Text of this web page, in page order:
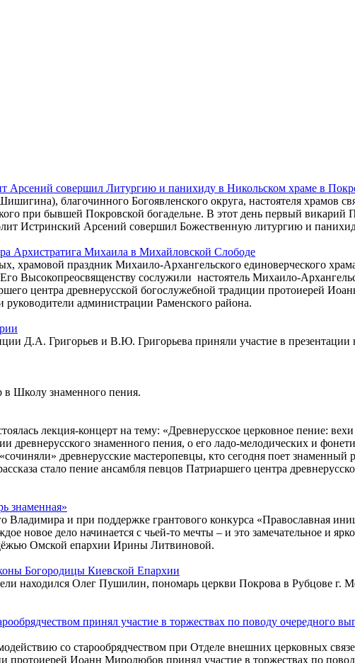
совершил Литургию и панихиду в Никольском храме в
благочинного Богоявленского округа, настоятеля храмов
при бывшей Покровской богадельне. В этот день первый викарий
Истринский Арсений совершил Божественную литургию и
Архистратига Михаила в Михайловской Слободе
храмовой праздник Михаило-Архангельского единоверческого
Высокопреосвященству сослужили настоятель Михаило-
центра древнерусской богослужебной традиции протоиерей
администрации Раменского района.
Д.А. Григорьев и В.Ю. Григорьева приняли участие в
в Школу знаменного пения.
лекция-концерт на тему: «Древнерусское церковное пение:
знаменного пения, о его ладо-мелодических и
древнерусские мастеропевцы, кто сегодня поет знаменный
стало пение ансамбля певцов Патриаршего центра
знаменная»
Владимира и при поддержке грантового конкурса «Православная
новое дело начинается с чьей-то мечты – и это замечательное и
Омской епархии Ирины Литвиновой.
Богородицы Киевской Епархии
находился Олег Пушилин, пономарь церкви Покрова в Рубцове г.
принял участие в торжествах по поводу очередного
со старообрядчеством при Отделе внешних церковных
протоиерей Иоанн Миролюбов принял участие в торжествах по